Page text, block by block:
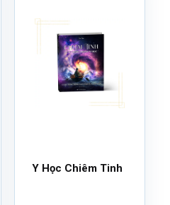
Y Học Chiêm Tinh